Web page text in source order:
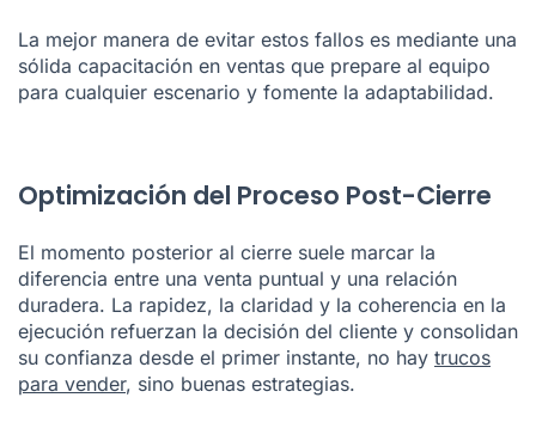
La mejor manera de evitar estos fallos es mediante una
sólida capacitación en ventas que prepare al equipo
para cualquier escenario y fomente la adaptabilidad.
Optimización del Proceso Post-Cierre
El momento posterior al cierre suele marcar la
diferencia entre una venta puntual y una relación
duradera. La rapidez, la claridad y la coherencia en la
ejecución refuerzan la decisión del cliente y consolidan
su confianza desde el primer instante, no hay trucos
para vender, sino buenas estrategias.